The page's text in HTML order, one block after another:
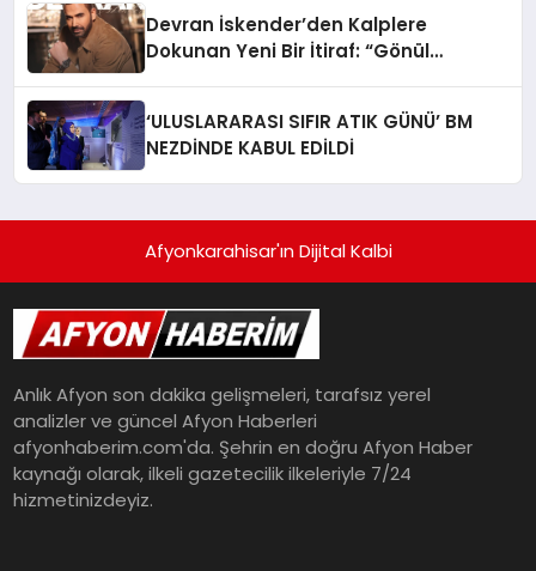
Devran İskender’den Kalplere
Dokunan Yeni Bir İtiraf: “Gönül
‘ULUSLARARASI SIFIR ATIK GÜNÜ’ BM
NEZDİNDE KABUL EDİLDİ
Afyonkarahisar'ın Dijital Kalbi
Anlık Afyon son dakika gelişmeleri, tarafsız yerel
analizler ve güncel Afyon Haberleri
afyonhaberim.com'da. Şehrin en doğru Afyon Haber
kaynağı olarak, ilkeli gazetecilik ilkeleriyle 7/24
hizmetinizdeyiz.